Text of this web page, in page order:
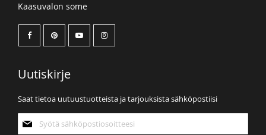
Kaasuvalon some
Uutiskirje
Saat tietoa uutuustuotteista ja tarjouksista sähköpostiisi
uutiskirjeemme: